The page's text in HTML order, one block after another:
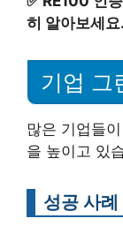
히 알아보세요.
기업 그
많은 기업들
을 높이고 있
성공 사례